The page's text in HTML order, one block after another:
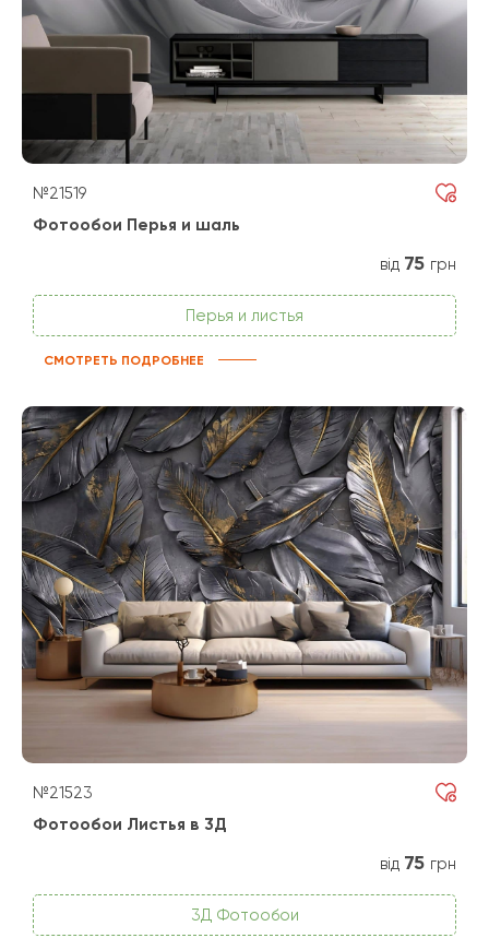
№21519
Фотообои Перья и шаль
від 75 грн
Перья и листья
СМОТРЕТЬ ПОДРОБНЕЕ
№21523
Фотообои Листья в 3Д
від 75 грн
3Д Фотообои